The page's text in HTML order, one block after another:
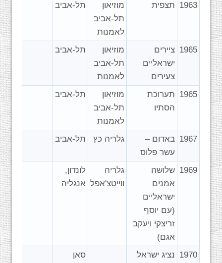
1963 תצפית
מוזיאון
תל-אביב
לאמנות
תל-אביב
1965 ציירים
ישראליים
צעירים
מוזיאון
תל-אביב
לאמנות
תל-אביב
1965 תערוכת
הסתיו
מוזיאון
תל-אביב
לאמנות
תל-אביב
1967 באדום –
עשר פלוס
גלריה כץ תל-אביב
1969 שלושה
אמנים
ישראליים
(עם יוסף
זריצקי ויעקב
אגם)
גלריה
ווייטצ'אפל
לונדון,
אנגליה
1970 נציג ישראל
סאן